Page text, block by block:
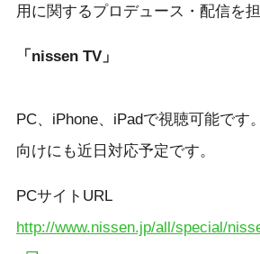
用に関するプロデュース・配信を
「nissen TV」
PC、iPhone、iPadで視聴可能で
向けにも近日対応予定です。
PCサイトURL
http://www.nissen.jp/all/special/